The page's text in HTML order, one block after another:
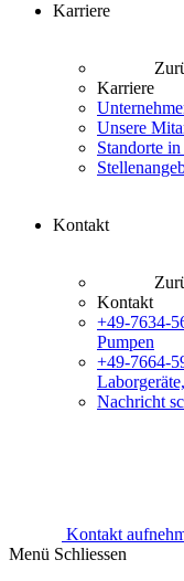
Karriere
Karriere
Unsere
Standorte
Kontakt
Kontakt
+49-7634-
Pumpen
+49-7664-
Nachricht
Kontakt
Menü Schliessen